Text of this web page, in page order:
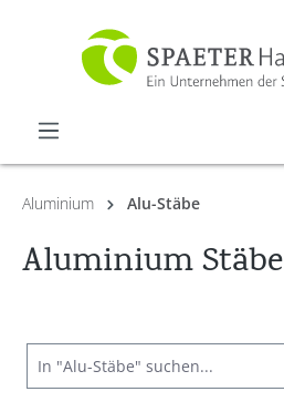
springen
Aluminium Alu-Stäbe
Aluminium Stäbe